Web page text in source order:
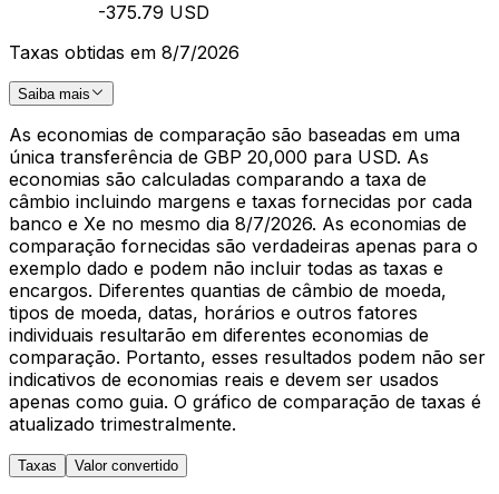
-375.79 USD
Taxas obtidas em 8/7/2026
Saiba mais
As economias de comparação são baseadas em uma
única transferência de GBP 20,000 para USD. As
economias são calculadas comparando a taxa de
câmbio incluindo margens e taxas fornecidas por cada
banco e Xe no mesmo dia 8/7/2026. As economias de
comparação fornecidas são verdadeiras apenas para o
exemplo dado e podem não incluir todas as taxas e
encargos. Diferentes quantias de câmbio de moeda,
tipos de moeda, datas, horários e outros fatores
individuais resultarão em diferentes economias de
comparação. Portanto, esses resultados podem não ser
indicativos de economias reais e devem ser usados
apenas como guia. O gráfico de comparação de taxas é
atualizado trimestralmente.
Taxas Valor convertido